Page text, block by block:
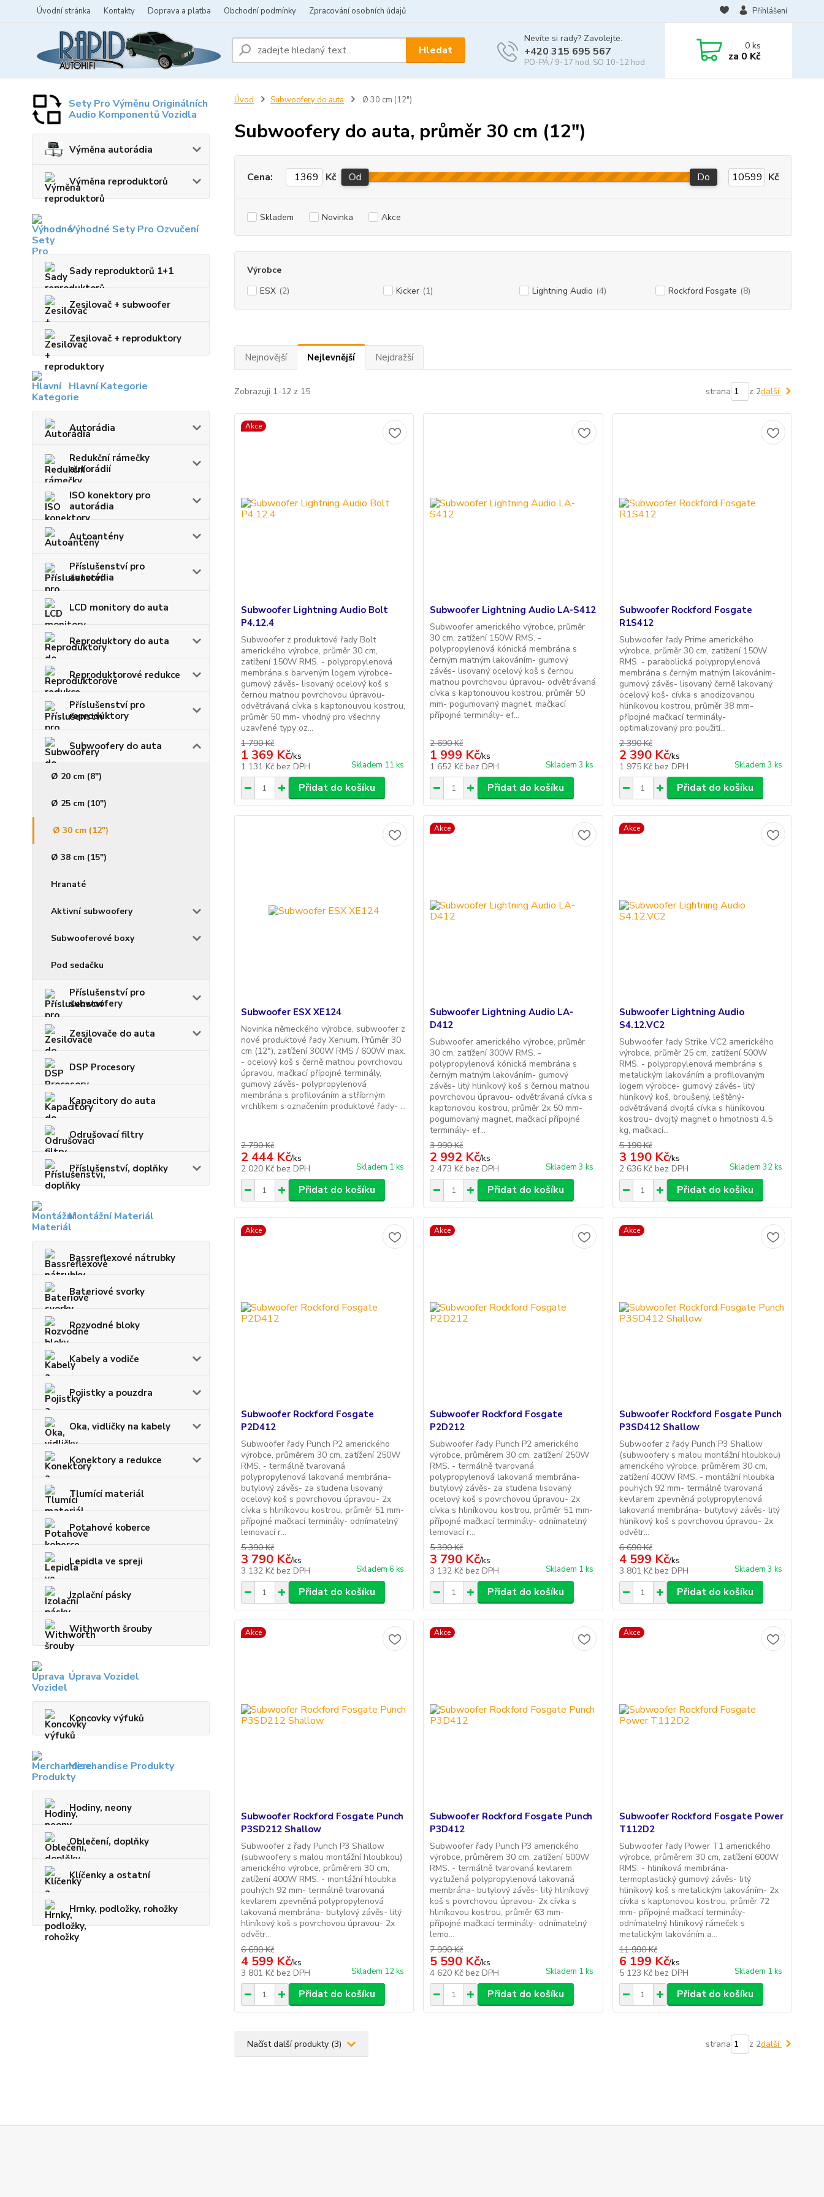
Úvodní stránka Kontakty Doprava a platba Obchodní podmínky Zpracování osobních údajů Přihlášení
Hledat
Nevíte si rady? Zavolejte.
+420 315 695 567
PO-PÁ / 9-17 hod, SO 10-12 hod
0ks
za 0 Kč
Sety Pro Výměnu Originálních
Audio Komponentů Vozidla
Výměna autorádia
Výměna reproduktorů
Výhodné Sety Pro Ozvučení
Sady reproduktorů 1+1
Zesilovač + subwoofer
Zesilovač + reproduktory
Hlavní Kategorie
Autorádia
Redukční rámečky
autorádií
ISO konektory pro
autorádia
Autoantény
Příslušenství pro
autorádia
LCD monitory do auta
Reproduktory do auta
Reproduktorové redukce
Příslušenství pro
reproduktory
Subwoofery do auta
Ø 20 cm (8")
Ø 25 cm (10")
Ø 30 cm (12")
Ø 38 cm (15")
Hranaté
Aktivní subwoofery
Subwooferové boxy
Pod sedačku
Příslušenství pro
subwoofery
Zesilovače do auta
DSP Procesory
Kapacitory do auta
Odrušovací filtry
Příslušenství, doplňky
Montážní Materiál
Bassreflexové nátrubky
Bateriové svorky
Rozvodné bloky
Kabely a vodiče
Pojistky a pouzdra
Oka, vidličky na kabely
Konektory a redukce
Tlumící materiál
Potahové koberce
Lepidla ve spreji
Izolační pásky
Withworth šrouby
Úprava Vozidel
Koncovky výfuků
Merchandise Produkty
Hodiny, neony
Oblečení, doplňky
Klíčenky a ostatní
Hrnky, podložky, rohožky
Úvod Subwoofery do auta Ø 30 cm (12")
Subwoofery do auta, průměr 30 cm (12")
Cena: Kč Od Do Kč
Skladem Novinka Akce
Výrobce
ESX (2) Kicker (1) Lightning Audio (4) Rockford Fosgate (8)
Nejnovější Nejlevnější Nejdražší
Zobrazuji 1-12 z 15 strana z 2další
Akce
Subwoofer Lightning Audio Bolt
P4.12.4
Subwoofer z produktové řady Bolt
amerického výrobce, průměr 30 cm,
zatížení 150W RMS. - polypropylenová
membrána s barveným logem výrobce-
gumový závěs- lisovaný ocelový koš s
černou matnou povrchovou úpravou-
odvětrávaná cívka s kaptonouvou kostrou,
průměr 50 mm- vhodný pro všechny
uzavřené typy oz...
1 790 Kč
1 369 Kč/ks
1 131 Kč bez DPH Skladem 11 ks
Přidat do košíku
Subwoofer Lightning Audio LA-S412
Subwoofer amerického výrobce, průměr
30 cm, zatížení 150W RMS. -
polypropylenová kónická membrána s
černým matným lakováním- gumový
závěs- lisovaný ocelový koš s černou
matnou povrchovou úpravou- odvětrávaná
cívka s kaptonouvou kostrou, průměr 50
mm- pogumovaný magnet, mačkací
přípojné terminály- ef...
2 690 Kč
1 999 Kč/ks
1 652 Kč bez DPH Skladem 3 ks
Přidat do košíku
Subwoofer Rockford Fosgate
R1S412
Subwoofer řady Prime amerického
výrobce, průměr 30 cm, zatížení 150W
RMS. - parabolická polypropylenová
membrána s černým matným lakováním-
gumový závěs- lisovaný černě lakovaný
ocelový koš- cívka s anodizovanou
hliníkovou kostrou, průměr 38 mm-
přípojné mačkací terminály-
optimalizovaný pro použití...
2 390 Kč
2 390 Kč/ks
1 975 Kč bez DPH Skladem 3 ks
Přidat do košíku
Subwoofer ESX XE124
Novinka německého výrobce, subwoofer z
nové produktové řady Xenium. Průměr 30
cm (12"), zatížení 300W RMS / 600W max.
- ocelový koš s černě matnou povrchovou
úpravou, mačkací přípojné terminály,
gumový závěs- polypropylenová
membrána s profilováním a stříbrným
vrchlíkem s označením produktové řady- ...
2 790 Kč
2 444 Kč/ks
2 020 Kč bez DPH Skladem 1 ks
Přidat do košíku
Akce
Subwoofer Lightning Audio LA-
D412
Subwoofer amerického výrobce, průměr
30 cm, zatížení 300W RMS. -
polypropylenová kónická membrána s
černým matným lakováním- gumový
závěs- litý hliníkový koš s černou matnou
povrchovou úpravou- odvětrávaná cívka s
kaptonovou kostrou, průměr 2x 50 mm-
pogumovaný magnet, mačkací přípojné
terminály- ef...
3 990 Kč
2 992 Kč/ks
2 473 Kč bez DPH Skladem 3 ks
Přidat do košíku
Akce
Subwoofer Lightning Audio
S4.12.VC2
Subwoofer řady Strike VC2 amerického
výrobce, průměr 25 cm, zatížení 500W
RMS. - polypropylenová membrána s
metalickým lakováním a profilovaným
logem výrobce- gumový závěs- litý
hliníkový koš, broušený, leštěný-
odvětrávaná dvojtá cívka s hliníkovou
kostrou- dvojtý magnet o hmotnosti 4.5
kg, mačkací...
5 190 Kč
3 190 Kč/ks
2 636 Kč bez DPH Skladem 32 ks
Přidat do košíku
Akce
Subwoofer Rockford Fosgate
P2D412
Subwoofer řady Punch P2 amerického
výrobce, průměrem 30 cm, zatížení 250W
RMS. - termálně tvarovaná
polypropylenová lakovaná membrána-
butylový závěs- za studena lisovaný
ocelový koš s povrchovou úpravou- 2x
cívka s hliníkovou kostrou, průměr 51 mm-
přípojné mačkací terminály- odnímatelný
lemovací r...
5 390 Kč
3 790 Kč/ks
3 132 Kč bez DPH Skladem 6 ks
Přidat do košíku
Akce
Subwoofer Rockford Fosgate
P2D212
Subwoofer řady Punch P2 amerického
výrobce, průměrem 30 cm, zatížení 250W
RMS. - termálně tvarovaná
polypropylenová lakovaná membrána-
butylový závěs- za studena lisovaný
ocelový koš s povrchovou úpravou- 2x
cívka s hliníkovou kostrou, průměr 51 mm-
přípojné mačkací terminály- odnímatelný
lemovací r...
5 390 Kč
3 790 Kč/ks
3 132 Kč bez DPH Skladem 1 ks
Přidat do košíku
Akce
Subwoofer Rockford Fosgate Punch
P3SD412 Shallow
Subwoofer z řady Punch P3 Shallow
(subwoofery s malou montážní hloubkou)
amerického výrobce, průměrem 30 cm,
zatížení 400W RMS. - montážní hloubka
pouhých 92 mm- termálně tvarovaná
kevlarem zpevněná polypropylenová
lakovaná membrána- butylový závěs- litý
hliníkový koš s povrchovou úpravou- 2x
odvětr...
6 690 Kč
4 599 Kč/ks
3 801 Kč bez DPH Skladem 3 ks
Přidat do košíku
Akce
Subwoofer Rockford Fosgate Punch
P3SD212 Shallow
Subwoofer z řady Punch P3 Shallow
(subwoofery s malou montážní hloubkou)
amerického výrobce, průměrem 30 cm,
zatížení 400W RMS. - montážní hloubka
pouhých 92 mm- termálně tvarovaná
kevlarem zpevněná polypropylenová
lakovaná membrána- butylový závěs- litý
hliníkový koš s povrchovou úpravou- 2x
odvětr...
6 690 Kč
4 599 Kč/ks
3 801 Kč bez DPH Skladem 12 ks
Přidat do košíku
Akce
Subwoofer Rockford Fosgate Punch
P3D412
Subwoofer řady Punch P3 amerického
výrobce, průměrem 30 cm, zatížení 500W
RMS. - termálně tvarovaná kevlarem
vyztužená polypropylenová lakovaná
membrána- butylový závěs- litý hliníkový
koš s povrchovou úpravou- 2x cívka s
hliníkovou kostrou, průměr 63 mm-
přípojné mačkací terminály- odnímatelný
lemo...
7 990 Kč
5 590 Kč/ks
4 620 Kč bez DPH Skladem 1 ks
Přidat do košíku
Akce
Subwoofer Rockford Fosgate Power
T112D2
Subwoofer řady Power T1 amerického
výrobce, průměrem 30 cm, zatížení 600W
RMS. - hliníková membrána-
termoplastický gumový závěs- litý
hliníkový koš s metalickým lakováním- 2x
cívka s kaptonovou kostrou, průměr 72
mm- přípojné mačkací terminály-
odnímatelný hliníkový rámeček s
metalickým lakováním a...
11 990 Kč
6 199 Kč/ks
5 123 Kč bez DPH Skladem 1 ks
Přidat do košíku
Načíst další produkty (3) strana z 2další